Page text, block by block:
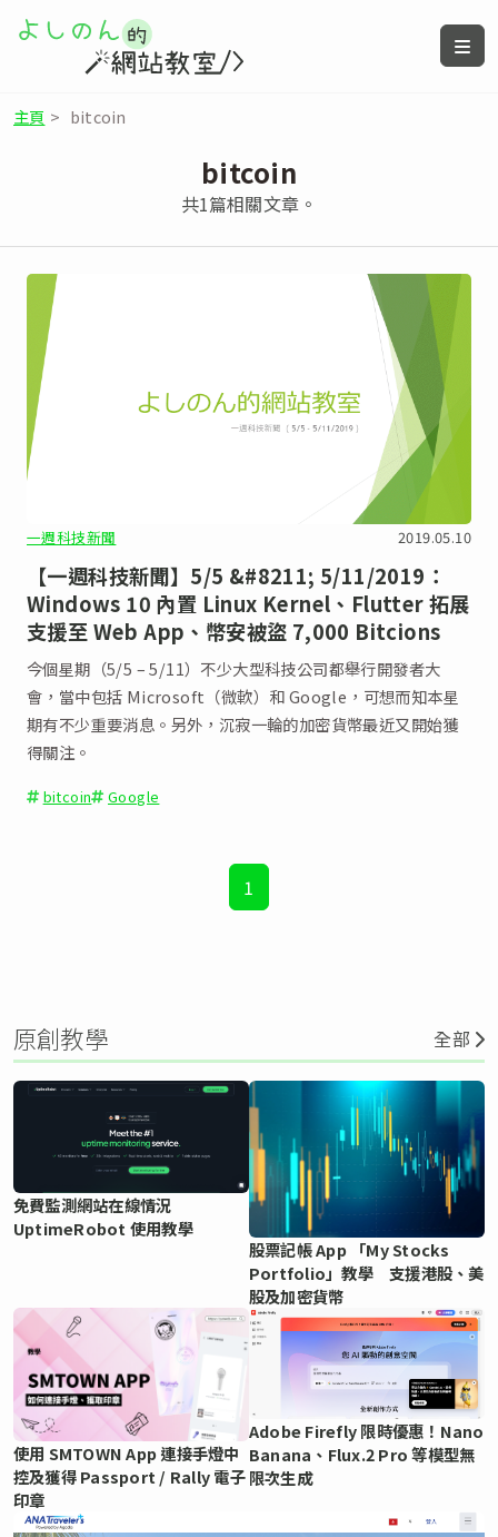
主頁 > bitcoin
bitcoin
共1篇相關文章。
一週科技新聞 2019.05.10
【一週科技新聞】5/5 &#8211; 5/11/2019：
Windows 10 內置 Linux Kernel、Flutter 拓展
支援至 Web App、幣安被盜 7,000 Bitcions
今個星期（5/5 – 5/11）不少大型科技公司都舉行開發者大
會，當中包括 Microsoft（微軟）和 Google，可想而知本星
期有不少重要消息。另外，沉寂一輪的加密貨幣最近又開始獲
得關注。
bitcoin Google
1
原創教學 全部
免費監測網站在線情況
UptimeRobot 使用教學
股票記帳 App 「My Stocks
Portfolio」教學 支援港股、美
股及加密貨幣
使用 SMTOWN App 連接手燈中
控及獲得 Passport / Rally 電子
印章
Adobe Firefly 限時優惠！Nano
Banana、Flux.2 Pro 等模型無
限次生成